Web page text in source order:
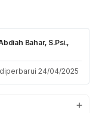
Bahar, S.Psi.,
24/04/2025